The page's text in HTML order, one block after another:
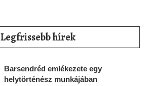
Legfrissebb hírek
Barsendréd emlékezete egy
helytörténész munkájában